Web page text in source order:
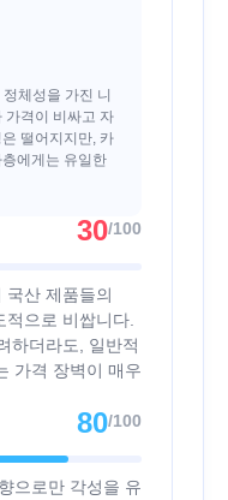
체성을 가진 니
가격이 비싸고 자
떨어지지만, 카
에게는 유일한
30/100
국산 제품들의
으로 비쌉니다.
하더라도, 일반적
가격 장벽이 매우
80/100
으로만 각성을 유